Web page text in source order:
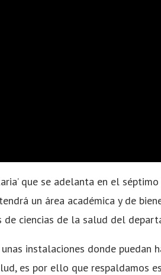
que se adelanta en el
un área académica y de
ciencias de la salud del
instalaciones donde puedan
es por ello que respaldamos